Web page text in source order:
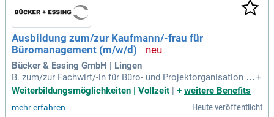
Ausbildung zum/zur Kaufmann/-frau für
Büromanagement (m/w/d)
Bücker & Essing GmbH | Lingen
B. zum/zur Fachwirt/-in für Büro- und Projektorganisation od
er Betriebswirt/-in. Ist das dein Traumjob? Unser Quick-Che
ck: Du bist ein Organisationstalent und arbeitest gerne struk
turiert? Du bist kommunikativ und teamfähig?
+
Weiterbildungsmöglichkeiten | Vollzeit | + weitere Benefits
mehr erfahren Heute veröffentlicht